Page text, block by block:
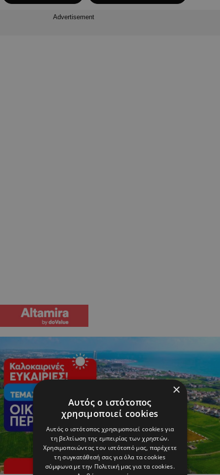
Advertisement
×
Αυτός ο ιστότοπος
χρησιμοποιεί cookies
Αυτός ο ιστότοπος χρησιμοποιεί cookies για
τη βελτίωση της εμπειρίας των χρηστών.
Χρησιμοποιώντας τον ιστότοπό μας, παρέχετε
τη συγκατάθεσή σας για όλα τα cookies
σύμφωνα με την Πολιτική μας για τα cookies.